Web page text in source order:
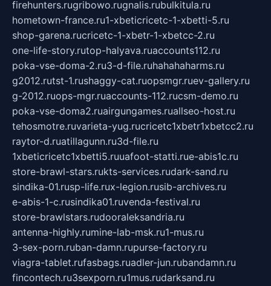
firehunters.rugribowo.rugnalis.rubulkitula.ru
hometown-france.ru1-xbeticricetc-1-xbetti-5.ru
shop-garena.rucricetc-1-xbetr-1-xbetcc-2.ru
one-life-story.rutop-halyava.ruaccounts112.ru
poka-vse-doma-2.ru3-d-file.ruhahahaharms.ru
g2012.rutst-1.rushaggy-cat.ruopsmgr.ruev-gallery.ru
g-2012.ruops-mgr.ruaccounts-112.rucsm-demo.ru
poka-vse-doma2.ruairgungames.ruallseo-host.ru
tehosmotre.ruvarieta-yug.rucricetc1xbetr1xbetcc2.ru
raytor-d.ruatillagunn.ru3d-file.ru
1xbeticricetc1xbetti5.ruuafoot-statti.rue-abis1c.ru
store-brawl-stars.rukts-services.rudark-sand.ru
sindika-01.rusp-life.rux-legion.rusib-archives.ru
e-abis-1-c.rusindika01.ruvenda-festival.ru
store-brawlstars.rudooraleksandria.ru
antenna-highly.rumine-lab-msk.ru1-mus.ru
3-sex-porn.ruban-damn.rupurse-factory.ru
viagra-tablet.rufasbags.ruadler-jun.rubandamn.ru
fincontech.ru3sexporn.ru1mus.rudarksand.ru